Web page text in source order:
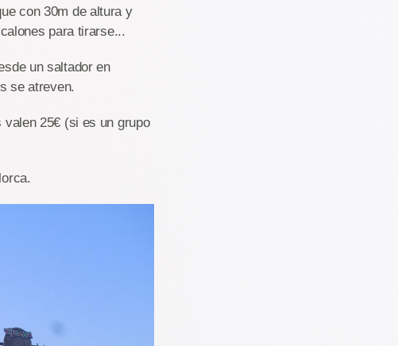
con 30m de altura y
para tirarse...
un saltador en
se atreven.
25€ (si es un grupo